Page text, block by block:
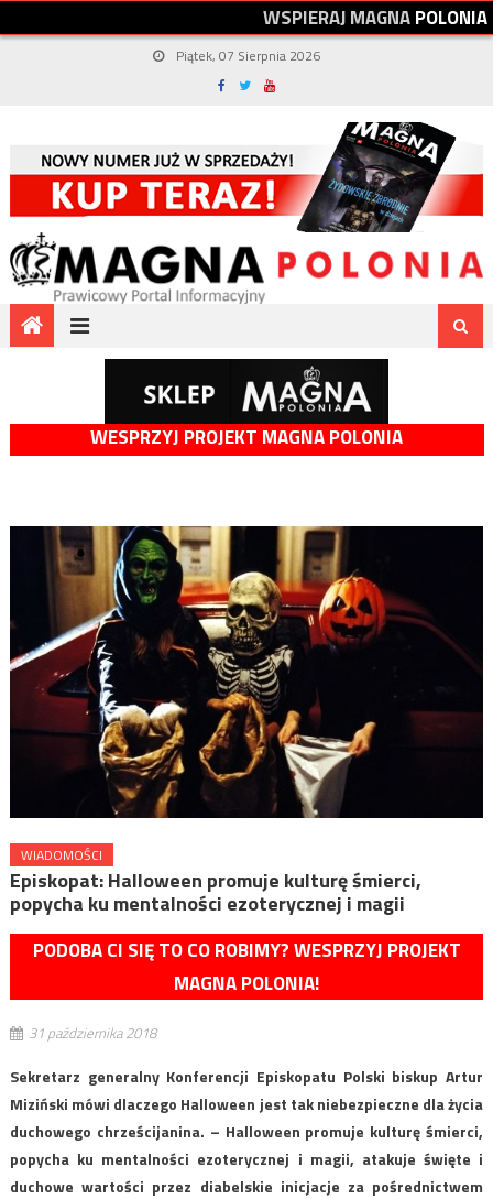
WSPIERAJMAGNAPOLONIA
Piątek, 07 Sierpnia 2026
WESPRZYJ PROJEKT MAGNA POLONIA
WIADOMOŚCI
Episkopat: Halloween promuje kulturę śmierci,
popycha ku mentalności ezoterycznej i magii
PODOBA CI SIĘ TO CO ROBIMY? WESPRZYJ PROJEKT
MAGNA POLONIA!
31 października 2018
Sekretarz generalny Konferencji Episkopatu Polski biskup Artur
Miziński mówi dlaczego Halloween jest tak niebezpieczne dla życia
duchowego chrześcijanina. – Halloween promuje kulturę śmierci,
popycha ku mentalności ezoterycznej i magii, atakuje święte i
duchowe wartości przez diabelskie inicjacje za pośrednictwem